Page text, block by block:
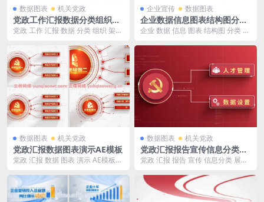
数据图表 机关党政
党政工作汇报数据分类组织架
构演示AE模板
党政 工作 汇报 数据 分类 组织 架构
企业宣传 数据图表
企业数据信息图表结构图分类
架构图AE模板
企业 数据 信息 图表 结构图 分类 架
包...
数据图表 机关党政
党政汇报数据图表演示AE模板
党政 汇报 数据 图表 演示 AE模板
解决...
数据图表 机关党政
党政汇报报告宣传信息分类展
示AE模板
党政 汇报 报告 宣传 信息分类 展示
常...